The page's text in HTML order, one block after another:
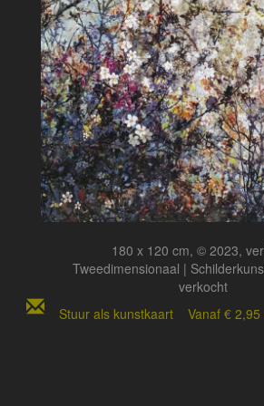
180 x 120 cm, © 2023,
Tweedimensionaal |
verkocht
Stuur als kunstkaart Vanaf €